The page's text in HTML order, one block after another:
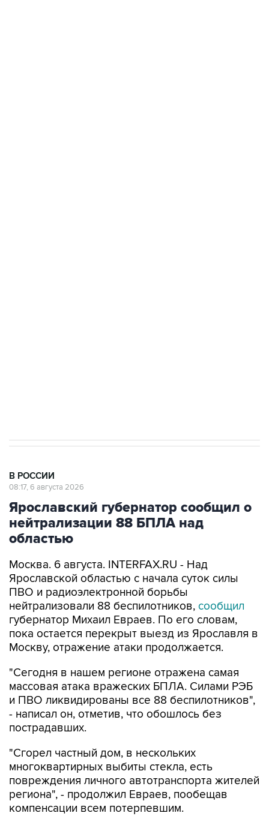
В РОССИИ
08:17, 6 августа 2026
Ярославский губернатор сообщил о
нейтрализации 88 БПЛА над
областью
Москва. 6 августа. INTERFAX.RU - Над
Ярославской областью с начала суток силы
ПВО и радиоэлектронной борьбы
нейтрализовали 88 беспилотников, сообщил
губернатор Михаил Евраев. По его словам,
пока остается перекрыт выезд из Ярославля в
Москву, отражение атаки продолжается.
"Сегодня в нашем регионе отражена самая
массовая атака вражеских БПЛА. Силами РЭБ
и ПВО ликвидированы все 88 беспилотников",
- написал он, отметив, что обошлось без
пострадавших.
"Сгорел частный дом, в нескольких
многоквартирных выбиты стекла, есть
повреждения личного автотранспорта жителей
региона", - продолжил Евраев, пообещав
компенсации всем потерпевшим.